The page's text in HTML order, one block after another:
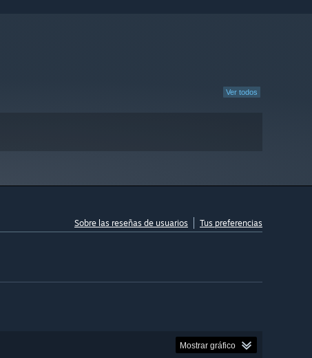
Ver todos
Sobre las reseñas de usuarios Tus preferencias
Mostrar gráfico